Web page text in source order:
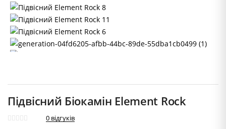
Підвісний Біокамін Element Rock
0 відгуків